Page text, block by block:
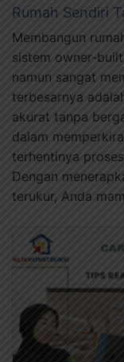
Rumah Sendiri
Membangun
sistem owner-
namun sangat
terbesarnya
akurat tanpa
dalam
terhentinya
Dengan
terukur, Anda